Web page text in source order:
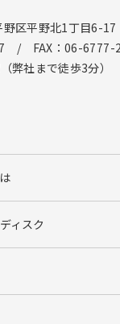
区平野北1丁目6-17
/ FAX：06-6777-
弊社まで徒歩3分）
ィスク